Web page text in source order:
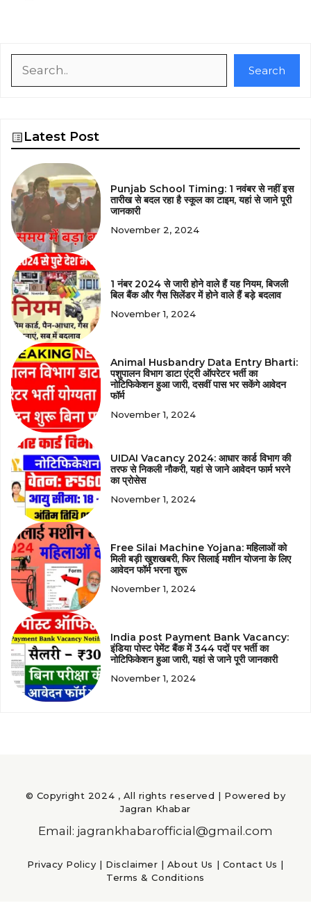
Search
Latest Post
Punjab School Timing: 1 नवंबर से नहीं इस
तारीख से बदल रहा है स्कूल का टाइम, यहां से जाने पूरी
जानकारी
November 2, 2024
1 नंबर 2024 से जारी होने वाले हैं यह नियम, बिजली
बिल बैंक और गैस सिलेंडर में होने वाले हैं बड़े बदलाव
November 1, 2024
Animal Husbandry Data Entry Bharti:
पशुपालन विभाग डाटा एंट्री ऑपरेटर भर्ती का
नोटिफिकेशन हुआ जारी, दसवीं पास भर सकेंगे आवेदन
फॉर्म
November 1, 2024
UIDAI Vacancy 2024: आधार कार्ड विभाग की
तरफ से निकली नौकरी, यहां से जाने आवेदन फार्म भरने
का प्रोसेस
November 1, 2024
Free Silai Machine Yojana: महिलाओं को
मिली बड़ी खुशखबरी, फिर सिलाई मशीन योजना के लिए
आवेदन फॉर्म भरना शुरू
November 1, 2024
India post Payment Bank Vacancy:
इंडिया पोस्ट पेमेंट बैंक में 344 पदों पर भर्ती का
नोटिफिकेशन हुआ जारी, यहां से जाने पूरी जानकारी
November 1, 2024
© Copyright 2024 , All rights reserved | Powered by
Jagran Khabar
Email: jagrankhabarofficial@gmail.com
Privacy Policy | Disclaimer | About Us | Contact Us |
Terms & Conditions